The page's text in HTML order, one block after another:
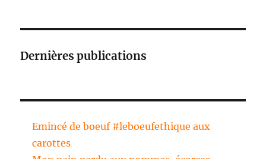
Dernières publications
Emincé de boeuf #leboeufethique aux
carottes